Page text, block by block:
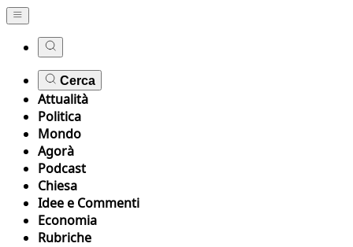
Cerca
Attualità
Politica
Mondo
Agorà
Podcast
Chiesa
Idee e Commenti
Economia
Rubriche